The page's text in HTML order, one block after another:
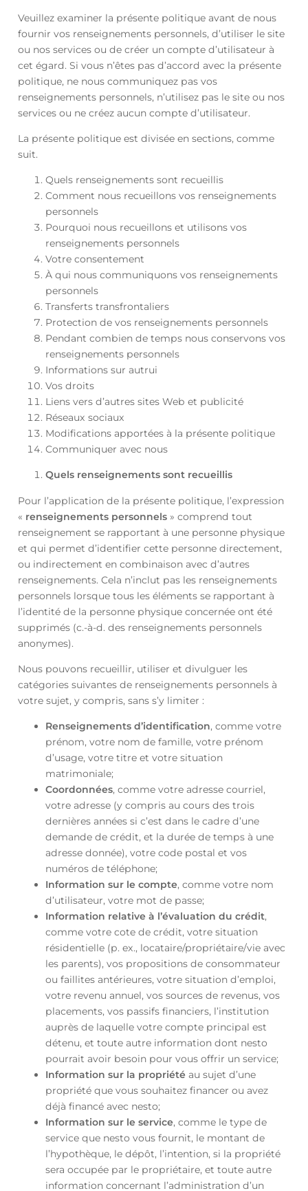
Veuillez examiner la présente politique avant de nous
fournir vos renseignements personnels, d’utiliser le site
ou nos services ou de créer un compte d’utilisateur à
cet égard. Si vous n’êtes pas d’accord avec la présente
politique, ne nous communiquez pas vos
renseignements personnels, n’utilisez pas le site ou nos
services ou ne créez aucun compte d’utilisateur.
La présente politique est divisée en sections, comme
suit.
Quels renseignements sont recueillis
Comment nous recueillons vos renseignements
personnels
Pourquoi nous recueillons et utilisons vos
renseignements personnels
Votre consentement
À qui nous communiquons vos renseignements
personnels
Transferts transfrontaliers
Protection de vos renseignements personnels
Pendant combien de temps nous conservons vos
renseignements personnels
Informations sur autrui
Vos droits
Liens vers d’autres sites Web et publicité
Réseaux sociaux
Modifications apportées à la présente politique
Communiquer avec nous
Quels renseignements sont recueillis
Pour l’application de la présente politique, l’expression
« renseignements personnels» comprend tout
renseignement se rapportant à une personne physique
et qui permet d’identifier cette personne directement,
ou indirectement en combinaison avec d’autres
renseignements. Cela n’inclut pas les renseignements
personnels lorsque tous les éléments se rapportant à
l’identité de la personne physique concernée ont été
supprimés (c.-à-d. des renseignements personnels
anonymes).
Nous pouvons recueillir, utiliser et divulguer les
catégories suivantes de renseignements personnels à
votre sujet, y compris, sans s’y limiter :
Renseignements d’identification, comme votre
prénom, votre nom de famille, votre prénom
d’usage, votre titre et votre situation
matrimoniale;
Coordonnées, comme votre adresse courriel,
votre adresse (y compris au cours des trois
dernières années si c’est dans le cadre d’une
demande de crédit, et la durée de temps à une
adresse donnée), votre code postal et vos
numéros de téléphone;
Information sur le compte, comme votre nom
d’utilisateur, votre mot de passe;
Information relative à l’évaluation du crédit,
comme votre cote de crédit, votre situation
résidentielle (p. ex., locataire/propriétaire/vie avec
les parents), vos propositions de consommateur
ou faillites antérieures, votre situation d’emploi,
votre revenu annuel, vos sources de revenus, vos
placements, vos passifs financiers, l’institution
auprès de laquelle votre compte principal est
détenu, et toute autre information dont nesto
pourrait avoir besoin pour vous offrir un service;
Information sur la propriété au sujet d’une
propriété que vous souhaitez financer ou avez
déjà financé avec nesto;
Information sur le service, comme le type de
service que nesto vous fournit, le montant de
l’hypothèque, le dépôt, l’intention, si la propriété
sera occupée par le propriétaire, et toute autre
information concernant l’administration d’un